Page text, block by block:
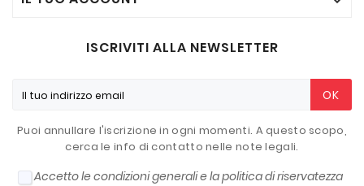
ISCRIVITI ALLA NEWSLETTER
OK
Puoi annullare l'iscrizione in ogni momenti. A questo scopo,
cerca le info di contatto nelle note legali.
Accetto le condizioni generali e la politica di riservatezza